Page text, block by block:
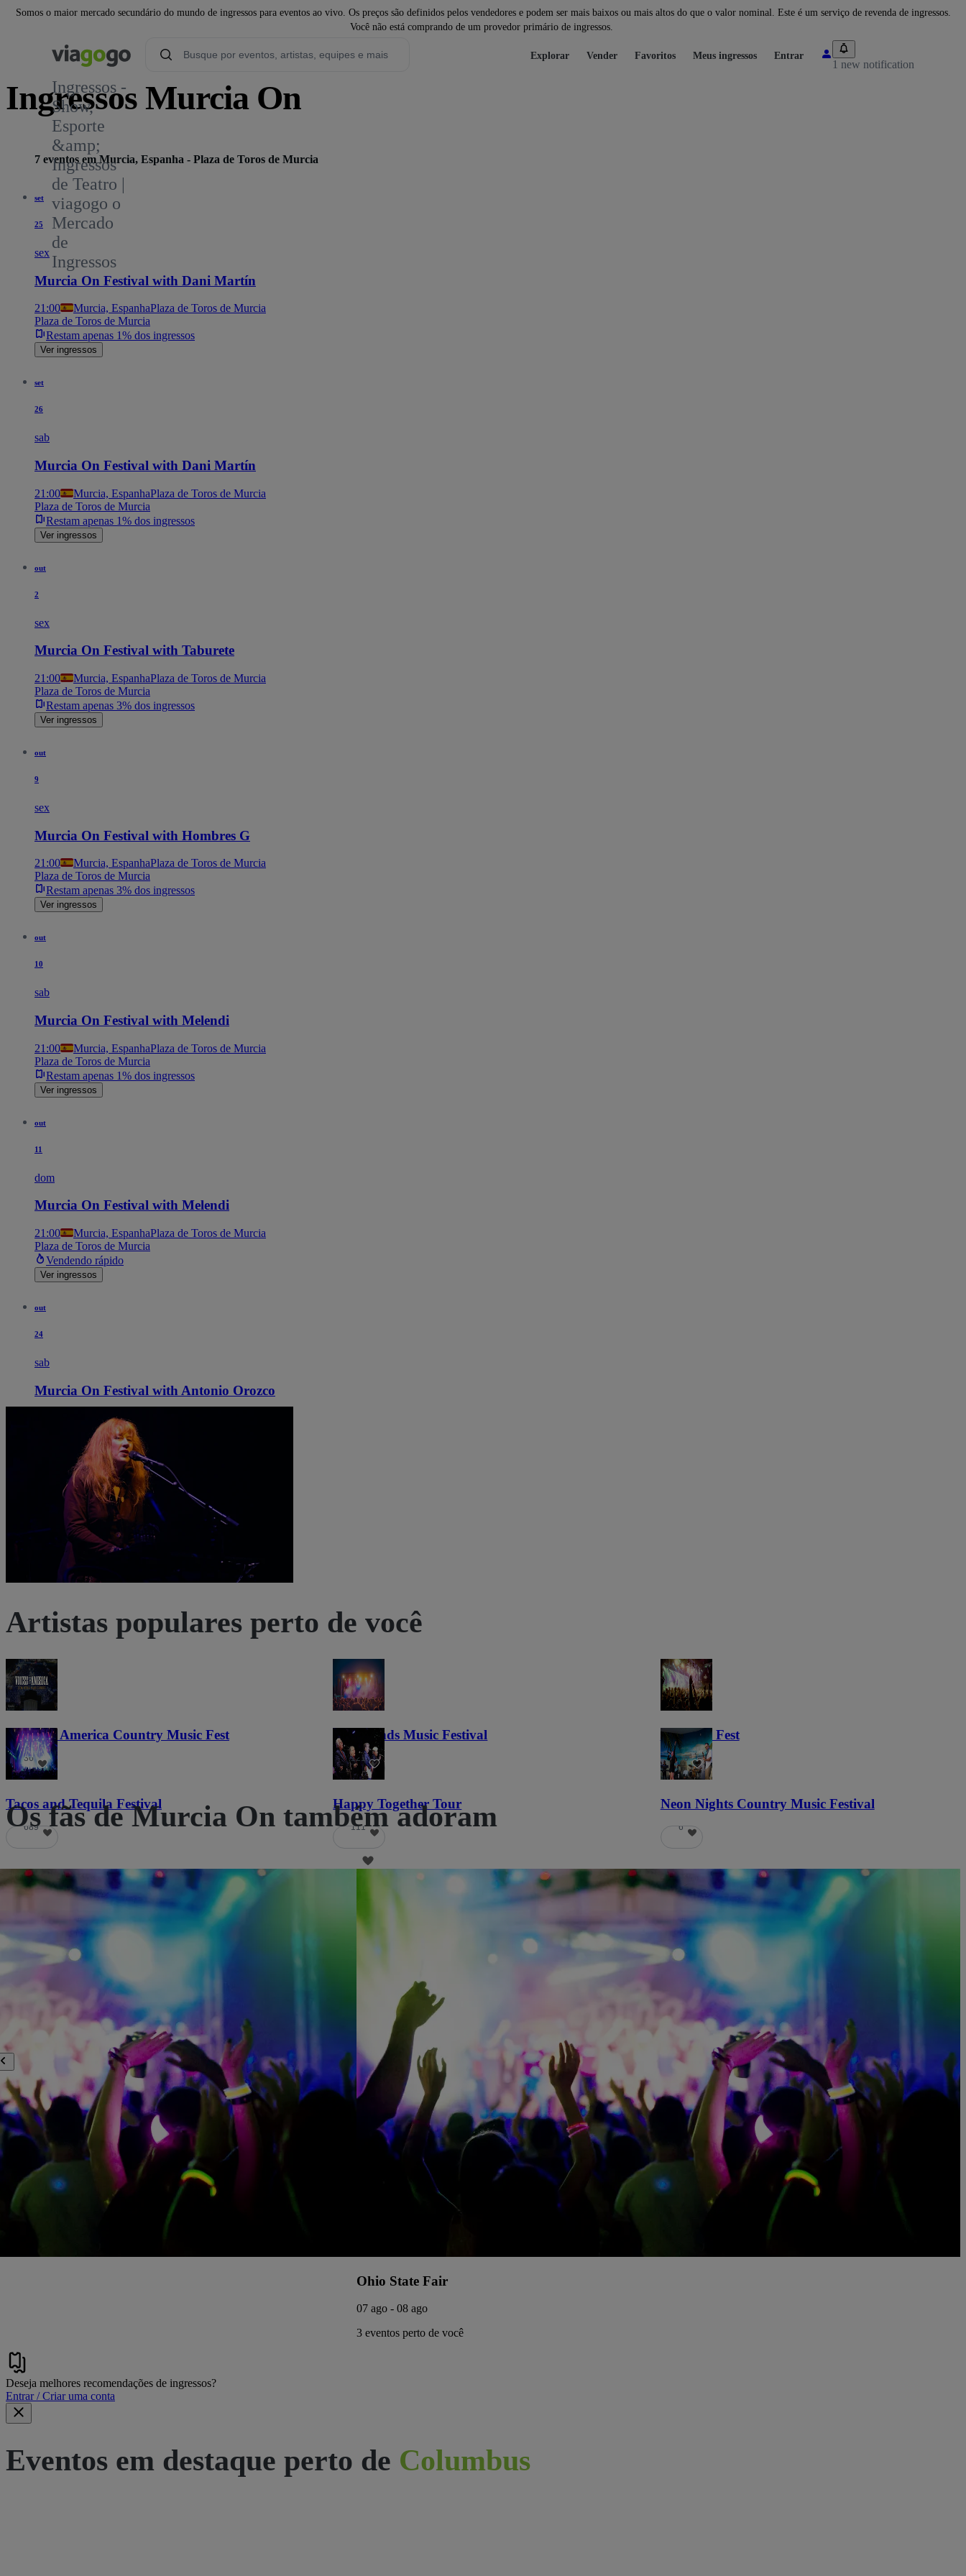
Somos o maior mercado secundário do mundo de ingressos para eventos ao vivo. Os preços são definidos pelos vendedores e podem ser mais baixos ou mais altos do que o valor nominal. Este é um serviço de revenda de ingressos.
Você não está comprando de um provedor primário de ingressos.
Ingressos -
Show,
Esporte
&amp;
Ingressos
de Teatro |
viagogo o
Mercado
de
Ingressos
Explorar Vender Favoritos Meus ingressos Entrar
1 new notification
Ingressos Murcia On
7 eventos em Murcia, Espanha - Plaza de Toros de Murcia
set
25
sex
Murcia On Festival with Dani Martín
21:00 Murcia, EspanhaPlaza de Toros de Murcia
Plaza de Toros de Murcia
Restam apenas 1% dos ingressos
Ver ingressos
set
26
sab
Murcia On Festival with Dani Martín
21:00 Murcia, EspanhaPlaza de Toros de Murcia
Plaza de Toros de Murcia
Restam apenas 1% dos ingressos
Ver ingressos
out
2
sex
Murcia On Festival with Taburete
21:00 Murcia, EspanhaPlaza de Toros de Murcia
Plaza de Toros de Murcia
Restam apenas 3% dos ingressos
Ver ingressos
out
9
sex
Murcia On Festival with Hombres G
21:00 Murcia, EspanhaPlaza de Toros de Murcia
Plaza de Toros de Murcia
Restam apenas 3% dos ingressos
Ver ingressos
out
10
sab
Murcia On Festival with Melendi
21:00 Murcia, EspanhaPlaza de Toros de Murcia
Plaza de Toros de Murcia
Restam apenas 1% dos ingressos
Ver ingressos
out
11
dom
Murcia On Festival with Melendi
21:00 Murcia, EspanhaPlaza de Toros de Murcia
Plaza de Toros de Murcia
Vendendo rápido
Ver ingressos
out
24
sab
Murcia On Festival with Antonio Orozco
Murcia, Espanha
Plaza de Toros de Murcia
Restam apenas 3% dos ingressos
Ver ingressos
Artistas populares perto de você
Voices of America Country Music Fest
36
Lost Lands Music Festival
121
Haunted Fest
58
Tacos and Tequila Festival
689
Happy Together Tour
111
Neon Nights Country Music Festival
6
Os fãs de Murcia On também adoram
Ohio State Fair
07 ago - 08 ago
3 eventos perto de você
Deseja melhores recomendações de ingressos?
Entrar / Criar uma conta
Eventos em destaque perto de Columbus